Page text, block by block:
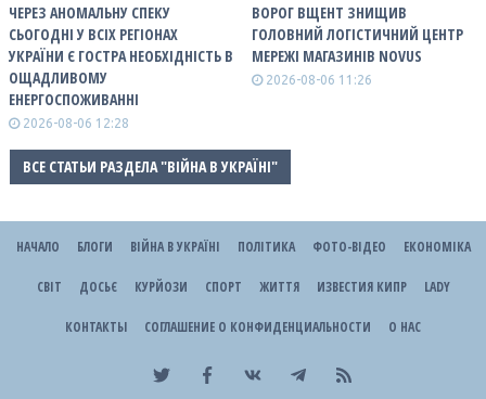
ЧЕРЕЗ АНОМАЛЬНУ СПЕКУ
СЬОГОДНІ У ВСІХ РЕГІОНАХ
УКРАЇНИ Є ГОСТРА НЕОБХІДНІСТЬ В
ОЩАДЛИВОМУ
ЕНЕРГОСПОЖИВАННІ
2026-08-06 12:28
ВОРОГ ВЩЕНТ ЗНИЩИВ
ГОЛОВНИЙ ЛОГІСТИЧНИЙ ЦЕНТР
МЕРЕЖІ МАГАЗИНІВ NOVUS
2026-08-06 11:26
ВСЕ СТАТЬИ РАЗДЕЛА "ВІЙНА В УКРАЇНІ"
НАЧАЛО БЛОГИ ВІЙНА В УКРАЇНІ ПОЛІТИКА ФОТО-ВІДЕО ЕКОНОМІКА
СВІТ ДОСЬЄ КУРЙОЗИ СПОРТ ЖИТТЯ ИЗВЕСТИЯ КИПР LADY
КОНТАКТЫ СОГЛАШЕНИЕ О КОНФИДЕНЦИАЛЬНОСТИ О НАС